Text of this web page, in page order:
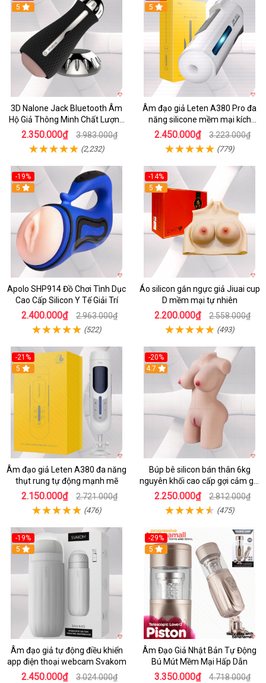
5
3D Nalone Jack Bluetooth Âm
Hộ Giả Thông Minh Chất Lượng
Cao
2.350.000₫ 3.983.000₫
(2,232)
5
Âm đạo giả Leten A380 Pro đa
năng silicone mềm mại kích
thích mạnh mẽ
2.450.000₫ 3.223.000₫
(779)
-19%
5
Apolo SHP914 Đồ Chơi Tình Dục
Cao Cấp Silicon Y Tế Giải Trí
2.400.000₫ 2.963.000₫
(522)
-14%
5
Áo silicon gắn ngực giả Jiuai cup
D mềm mại tự nhiên
2.200.000₫ 2.558.000₫
(493)
-21%
5
Âm đạo giả Leten A380 đa năng
thụt rung tự động mạnh mẽ
2.150.000₫ 2.721.000₫
(476)
-20%
4.7
Búp bê silicon bán thân 6kg
nguyên khối cao cấp gợi cảm giá
tốt
2.250.000₫ 2.812.000₫
(475)
-19%
5
Âm đạo giả tự động điều khiển
app điện thoại webcam Svakom
2.450.000₫ 3.024.000₫
-29%
5
Âm Đạo Giả Nhật Bản Tự Động
Bú Mút Mềm Mại Hấp Dẫn
3.350.000₫ 4.718.000₫